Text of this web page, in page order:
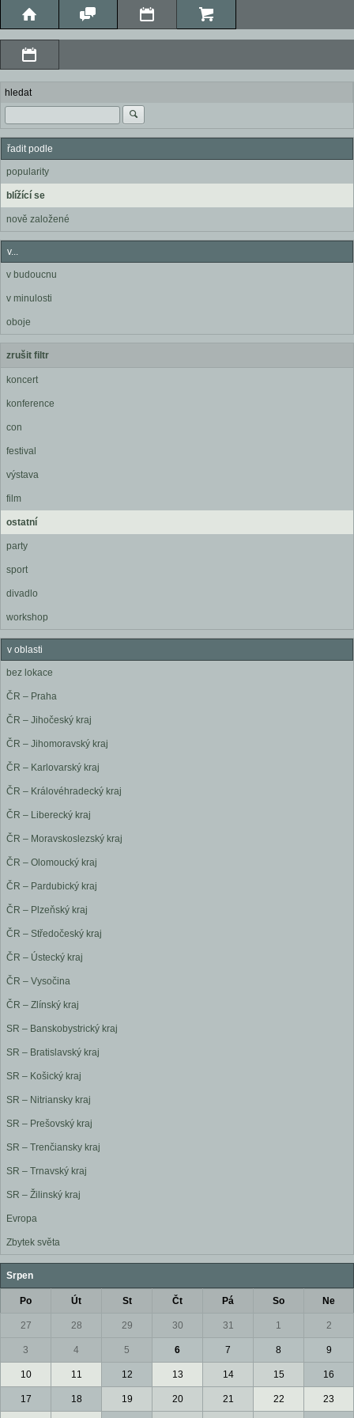
hledat
řadit podle
popularity
blížící se
nově založené
v...
v budoucnu
v minulosti
oboje
zrušit filtr
koncert
konference
con
festival
výstava
film
ostatní
party
sport
divadlo
workshop
v oblasti
bez lokace
ČR – Praha
ČR – Jihočeský kraj
ČR – Jihomoravský kraj
ČR – Karlovarský kraj
ČR – Královéhradecký kraj
ČR – Liberecký kraj
ČR – Moravskoslezský kraj
ČR – Olomoucký kraj
ČR – Pardubický kraj
ČR – Plzeňský kraj
ČR – Středočeský kraj
ČR – Ústecký kraj
ČR – Vysočina
ČR – Zlínský kraj
SR – Banskobystrický kraj
SR – Bratislavský kraj
SR – Košický kraj
SR – Nitriansky kraj
SR – Prešovský kraj
SR – Trenčiansky kraj
SR – Trnavský kraj
SR – Žilinský kraj
Evropa
Zbytek světa
Srpen
Po Út St Čt Pá So Ne
27 28 29 30 31 1 2
3 4 5 6 7 8 9
10 11 12 13 14 15 16
17 18 19 20 21 22 23